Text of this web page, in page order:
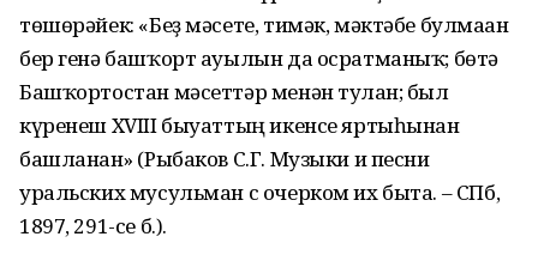
төшөрәйек: «Беҙ мәсете, тимәк, мәктәбе булмаған
бер генә башҡорт ауылын да осратманыҡ; бөтә
Башҡортостан мәсеттәр менән тулған; был
күренеш XVIII быуаттың икенсе яртыһынан
башланған» (Рыбаков С.Г. Музыки и песни
уральских мусульман с очерком их быта. – СПб,
1897, 291-се б.).